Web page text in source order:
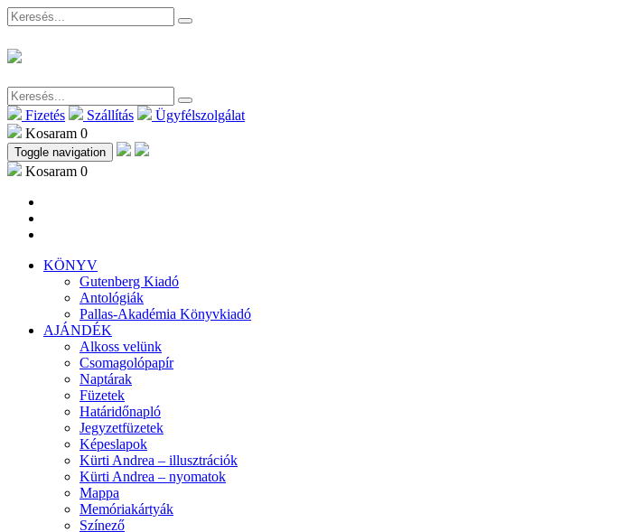
Fizetés Szállítás
Ügyfélszolgálat
Kosaram 0
Toggle navigation
Kosaram 0
KÖNYV
Gutenberg Kiadó
Antológiák
Pallas-Akadémia Könyvkiadó
AJÁNDÉK
Alkoss velünk
Csomagolópapír
Naptárak
Füzetek
Határidőnapló
Jegyzetfüzetek
Képeslapok
Kürti Andrea – illusztrációk
Kürti Andrea – nyomatok
Mappa
Memóriakártyák
Színező